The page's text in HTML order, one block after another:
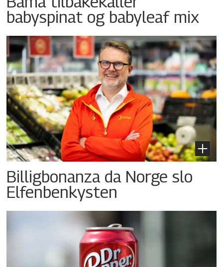
babyspinat og babyleaf mix
Billigbonanza da Norge slo
Elfenbenkysten